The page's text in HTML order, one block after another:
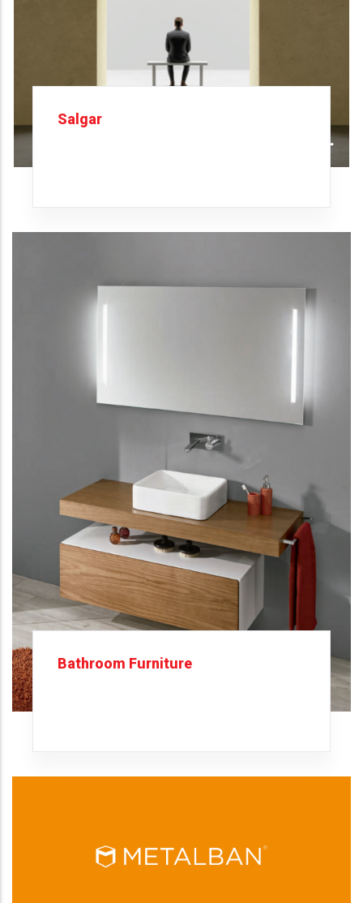
Salgar
Bathroom Furniture